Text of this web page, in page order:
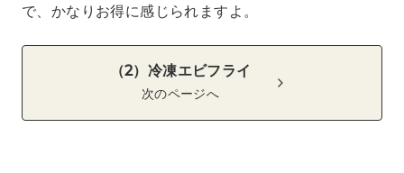
で、かなりお得に感じられますよ。
（2）冷凍エビフライ
次のページへ